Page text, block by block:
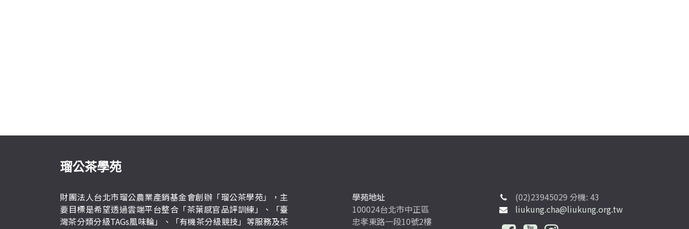
瑠公茶學苑
財團法人台北市瑠公農業產銷基金會創辦「瑠公茶學苑」，主
要目標是希望透過雲端平台整合「茶葉感官品評訓練」、「臺
灣茶分類分級TAGs風味輪」、「有機茶分級競技」等服務及茶
學苑地址
100024台北市中正區
忠孝東路一段10號2樓
(02)23945029 分機: 43
liukung.cha@liukung.org.tw